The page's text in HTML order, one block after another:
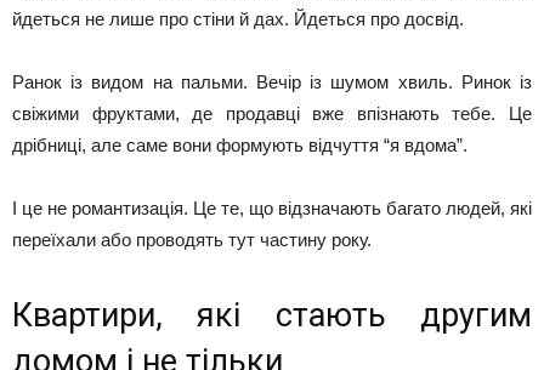
йдеться не лише про стіни й дах. Йдеться про досвід.
Ранок із видом на пальми. Вечір із шумом хвиль. Ринок із
свіжими фруктами, де продавці вже впізнають тебе. Це
дрібниці, але саме вони формують відчуття “я вдома”.
І це не романтизація. Це те, що відзначають багато людей, які
переїхали або проводять тут частину року.
Квартири, які стають другим
домом і не тільки